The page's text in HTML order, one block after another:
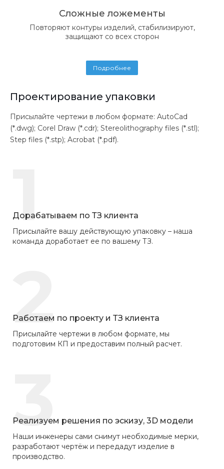
Сложные ложементы
Повторяют контуры изделий, стабилизируют,
защищают со всех сторон
Подробнее
Проектирование упаковки
Присылайте чертежи в любом формате: AutoCad
(*.dwg); Corel Draw (*.cdr); Stereolithography files (*.stl);
Step files (*.stp); Acrobat (*.pdf).
1
Дорабатываем по ТЗ клиента
Присылайте вашу действующую упаковку – наша
команда доработает ее по вашему ТЗ.
2
Работаем по проекту и ТЗ клиента
Присылайте чертежи в любом формате, мы
подготовим КП и предоставим полный расчет.
3
Реализуем решения по эскизу, 3D модели
Наши инженеры сами снимут необходимые мерки,
разработают чертёж и передадут изделие в
производство.